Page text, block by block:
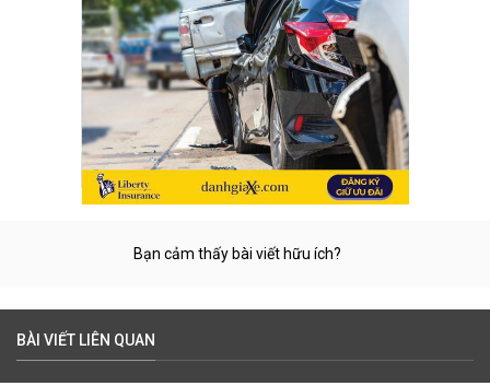
Bạn cảm thấy bài viết hữu ích?
BÀI VIẾT LIÊN QUAN